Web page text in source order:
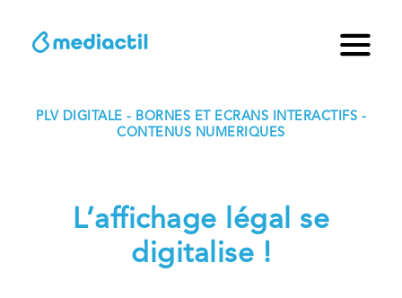
PLV DIGITALE - BORNES ET ECRANS INTERACTIFS -
CONTENUS NUMERIQUES
L’affichage légal se
digitalise !